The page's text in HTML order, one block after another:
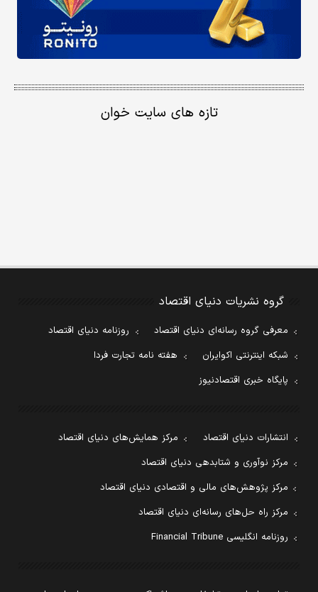
تازه های سایت خوان
گروه نشریات دنیای اقتصاد
معرفی گروه رسانه‌ای دنیای اقتصاد
روزنامه دنیای اقتصاد
شبکه اینترنتی اکوایران
هفته نامه تجارت فردا
پایگاه خبری اقتصادنیوز
انتشارات دنیای اقتصاد
مرکز همایش‌های دنیای اقتصاد
مرکز نوآوری و شتابدهی دنیای اقتصاد
مرکز پژوهش‌های مالی و اقتصادی دنیای اقتصاد
مرکز راه حل‌های رسانه‌ای دنیای اقتصاد
روزنامه انگلیسی Financial Tribune